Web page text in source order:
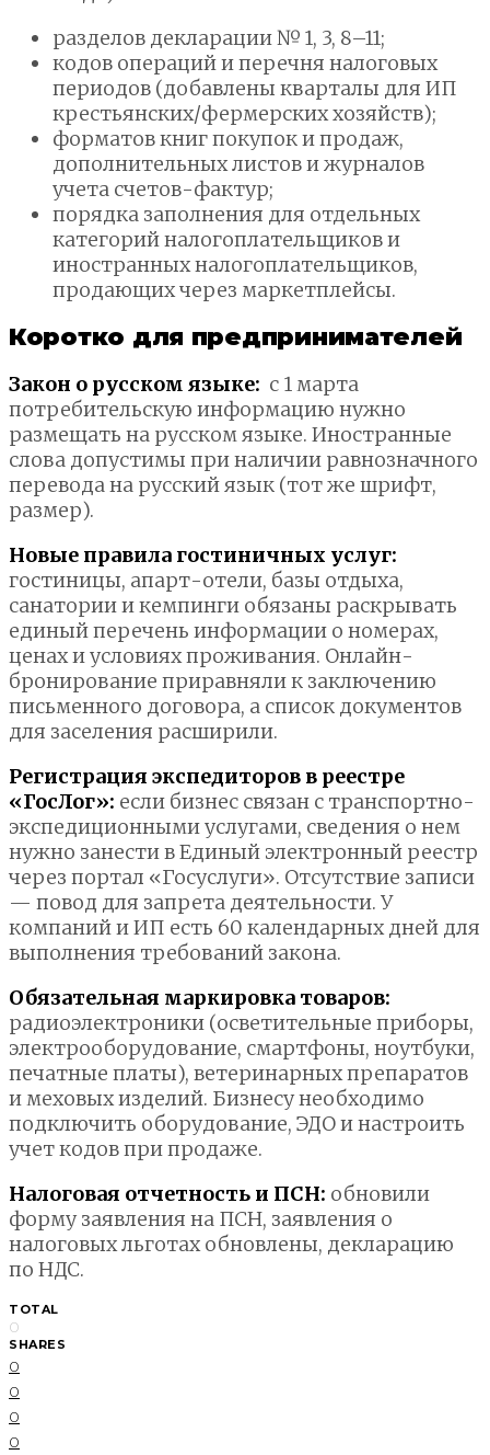
разделов декларации № 1, 3, 8–11;
кодов операций и перечня налоговых
периодов (добавлены кварталы для ИП
крестьянских/фермерских хозяйств);
форматов книг покупок и продаж,
дополнительных листов и журналов
учета счетов-фактур;
порядка заполнения для отдельных
категорий налогоплательщиков и
иностранных налогоплательщиков,
продающих через маркетплейсы.
Коротко для предпринимателей
Закон о русском языке: с 1 марта
потребительскую информацию нужно
размещать на русском языке. Иностранные
слова допустимы при наличии равнозначного
перевода на русский язык (тот же шрифт,
размер).
Новые правила гостиничных услуг:
гостиницы, апарт-отели, базы отдыха,
санатории и кемпинги обязаны раскрывать
единый перечень информации о номерах,
ценах и условиях проживания. Онлайн-
бронирование приравняли к заключению
письменного договора, а список документов
для заселения расширили.
Регистрация экспедиторов в реестре
«ГосЛог»: если бизнес связан с транспортно-
экспедиционными услугами, сведения о нем
нужно занести в Единый электронный реестр
через портал «Госуслуги». Отсутствие записи
— повод для запрета деятельности. У
компаний и ИП есть 60 календарных дней для
выполнения требований закона.
Обязательная маркировка товаров:
радиоэлектроники (осветительные приборы,
электрооборудование, смартфоны, ноутбуки,
печатные платы), ветеринарных препаратов
и меховых изделий. Бизнесу необходимо
подключить оборудование, ЭДО и настроить
учет кодов при продаже.
Налоговая отчетность и ПСН: обновили
форму заявления на ПСН, заявления о
налоговых льготах обновлены, декларацию
по НДС.
TOTAL
0
SHARES
0
0
0
0